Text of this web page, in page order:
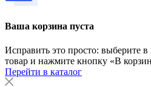
Ваша корзина пуста
Исправить это просто: выберите
товар и нажмите кнопку «В
Перейти в каталог